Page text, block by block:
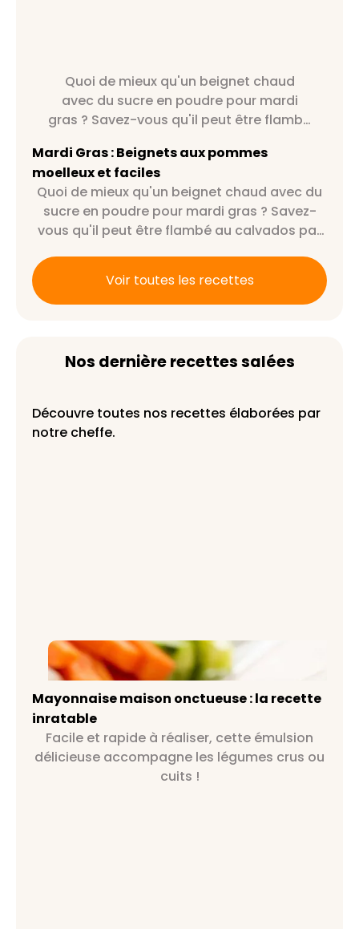
Quoi de mieux qu'un beignet chaud
avec du sucre en poudre pour mardi
gras ? Savez-vous qu'il peut être flambé
Mardi Gras : Beignets aux pommes
moelleux et faciles
Quoi de mieux qu'un beignet chaud avec du
sucre en poudre pour mardi gras ? Savez-
vous qu'il peut être flambé au calvados par
Voir toutes les recettes
Nos dernière recettes salées
Découvre toutes nos recettes élaborées par
notre cheffe.
Mayonnaise maison onctueuse : la
recette inratable
Mayonnaise maison onctueuse : la recette
inratable
Facile et rapide à réaliser, cette émulsion
délicieuse accompagne les légumes crus ou
cuits !